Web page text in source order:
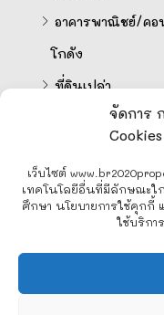
จัดการ
Cookies
เว็บไซต์
เทคโนโลยีอื่นที่มีลักษณะใ
ศึกษา นโยบายการใช้คุกกี้
ใช้บริกา
อาคารพาณิชย์/ค
โกดัง
ที่ดินเปล่า
คำนวนสินเชื่อออน